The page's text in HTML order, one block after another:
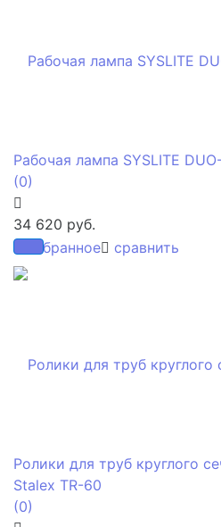
избранное сравнить
Рабочая лампа SYSLITE
(0)
34 620 руб.
Ролики для труб круглого
Stalex TR-60
(0)